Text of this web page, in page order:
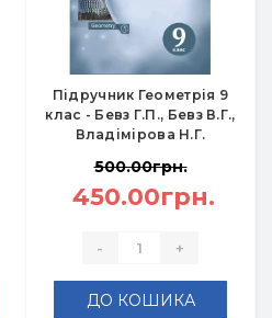
Підручник Геометрія 9
клас - Бевз Г.П., Бевз В.Г.,
Владімірова Н.Г.
500.00грн.
450.00грн.
- +
ДО КОШИКА